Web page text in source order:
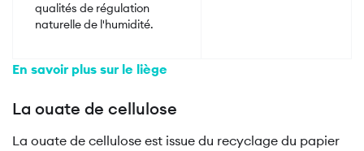
qualités de régulation
naturelle de l'humidité.
En savoir plus sur le liège
La ouate de cellulose
La ouate de cellulose est issue du recyclage du papier